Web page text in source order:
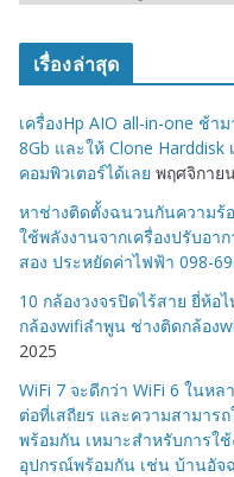
ม
ว
มู่
เรื่องล่าสุด
เครื่องHp AIO all-in-one ช้า
8Gb และให้ Clone Harddisk
คอมพิวเตอร์ได้เลย พฤศจิกาย
หาช่างติดตั้งฉนวนกันความร้
ใช้พลังงานจากเครื่องปรับอา
สอง ประหยัดค่าไฟฟ้า 098-
10 กล้องวงจรปิดไร้สาย ยี่ห้
กล้องwifiลำพูน ช่างติดกล้อง
2025
WiFi 7 จะดีกว่า WiFi 6 ในห
ต่อที่เสถียร และความสามาร
พร้อมกัน เหมาะสำหรับการใ
อุปกรณ์พร้อมกัน เช่น บ้านอัจ